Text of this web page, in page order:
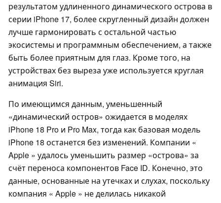
результатом удлиненного динамического острова в
серии iPhone 17, более скругленный дизайн должен
лучше гармонировать с остальной частью
экосистемы и программным обеспечением, а также
быть более приятным для глаз. Кроме того, на
устройствах без выреза уже используется круглая
анимация Siri.
По имеющимся данным, уменьшенный
«динамический остров» ожидается в моделях
iPhone 18 Pro и Pro Max, тогда как базовая модель
iPhone 18 останется без изменений. Компании «
Apple » удалось уменьшить размер «острова» за
счёт переноса компонентов Face ID. Конечно, это
данные, основанные на утечках и слухах, поскольку
компания « Apple » не делилась никакой